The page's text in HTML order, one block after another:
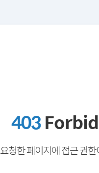
403
요청한 페이지에 접근 권